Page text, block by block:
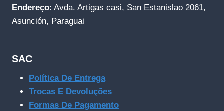
Endereço: Avda. Artigas casi, San Estanislao 2061,
Asunción, Paraguai
SAC
Política De Entrega
Trocas E Devoluções
Formas De Pagamento